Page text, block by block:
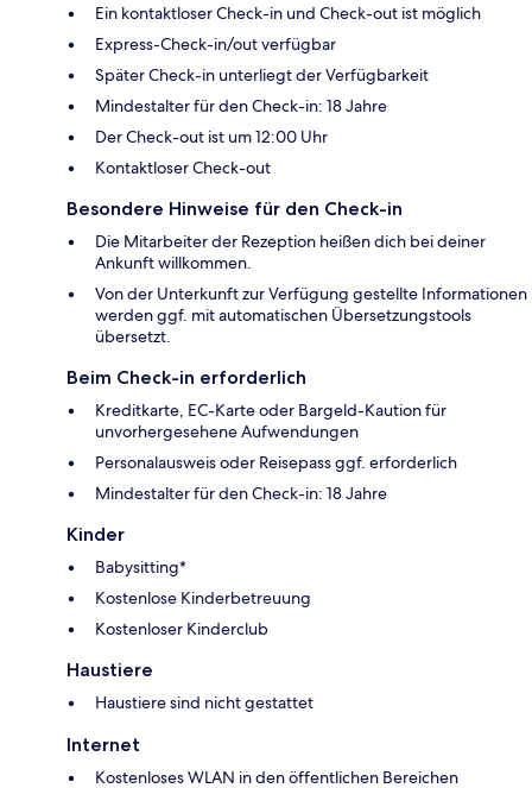
Ein kontaktloser Check-in und Check-out ist möglich
Express-Check-in/out verfügbar
Später Check-in unterliegt der Verfügbarkeit
Mindestalter für den Check-in: 18 Jahre
Der Check-out ist um 12:00 Uhr
Kontaktloser Check-out
Besondere Hinweise für den Check-in
Die Mitarbeiter der Rezeption heißen dich bei deiner
Ankunft willkommen.
Von der Unterkunft zur Verfügung gestellte Informationen
werden ggf. mit automatischen Übersetzungstools
übersetzt.
Beim Check-in erforderlich
Kreditkarte, EC-Karte oder Bargeld-Kaution für
unvorhergesehene Aufwendungen
Personalausweis oder Reisepass ggf. erforderlich
Mindestalter für den Check-in: 18 Jahre
Kinder
Babysitting*
Kostenlose Kinderbetreuung
Kostenloser Kinderclub
Haustiere
Haustiere sind nicht gestattet
Internet
Kostenloses WLAN in den öffentlichen Bereichen